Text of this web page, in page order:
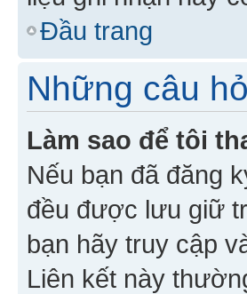
Đầu trang
Những câu
Làm sao để tôi
Nếu bạn đã đăng
đều được lưu giữ
bạn hãy truy cập
Liên kết này